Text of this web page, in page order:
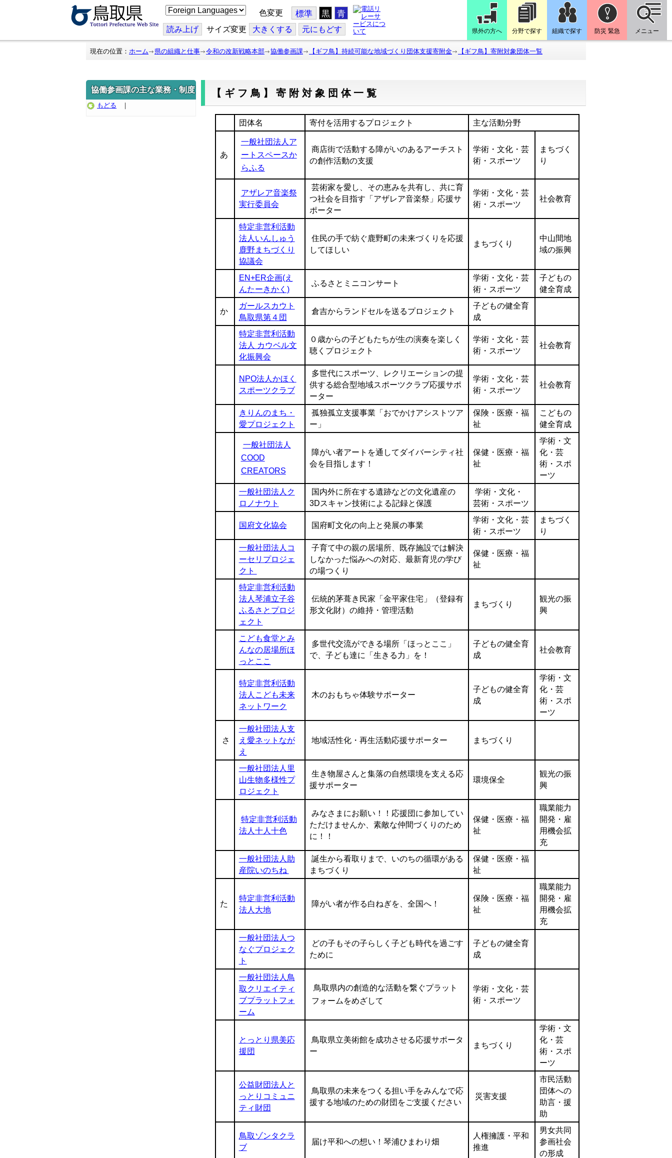
こ
の
ジ
を
翻
色変更 標準 黒 青
読み上げ サイズ変更 大きくする 元にもどす 県外の方へ 分野で探す 組織で探す 防災 緊急 メニュー
現在の位置： ホーム 県の組織と仕事 令和の改新戦略本部 協働参画課 【ギフ鳥】持続可能な地域づくり団体支援寄附金 【ギフ鳥】寄附対象団体一覧
協働参画課の主な業務・制度
もどる ｜
【ギフ鳥】寄附対象団体一覧
団体名 寄付を活用するプロジェクト 主な活動分野
あ
一般社団法人ア
ートスペースか
らふる
商店街で活動する障がいのあるアーチスト
の創作活動の支援
学術・文化・芸
術・スポーツ
まちづく
り
アザレア音楽祭
実行委員会
芸術家を愛し、その恵みを共有し、共に育
つ社会を目指す「アザレア音楽祭」応援サ
ポーター
学術・文化・芸
術・スポーツ
社会教育
特定非営利活動
法人いんしゅう
鹿野まちづくり
協議会
住民の手で紡ぐ鹿野町の未来づくりを応援
してほしい
まちづくり
中山間地
域の振興
EN+ER企画(え
んたーきかく)
ふるさとミニコンサート
学術・文化・芸
術・スポーツ
子どもの
健全育成
か
ガールスカウト
鳥取県第４団
倉吉からランドセルを送るプロジェクト
子どもの健全育
成
特定非営利活動
法人 カウベル文
化振興会
０歳からの子どもたちが生の演奏を楽しく
聴くプロジェクト
学術・文化・芸
術・スポーツ
社会教育
NPO法人かほく
スポーツクラブ
多世代にスポーツ、レクリエーションの提
供する総合型地域スポーツクラブ応援サポ
ーター
学術・文化・芸
術・スポーツ
社会教育
きりんのまち・
愛プロジェクト
孤独孤立支援事業「おでかけアシストツア
ー」
保険・医療・福
祉
こどもの
健全育成
一般社団法人
COOD
CREATORS
障がい者アートを通してダイバーシティ社
会を目指します！
保健・医療・福
祉
学術・文
化・芸
術・スポ
ーツ
一般社団法人ク
ロノナウト
国内外に所在する遺跡などの文化遺産の
3Dスキャン技術による記録と保護
学術・文化・
芸術・スポーツ
国府文化協会 国府町文化の向上と発展の事業
学術・文化・芸
術・スポーツ
まちづく
り
一般社団法人コ
ーセリプロジェ
クト
子育て中の親の居場所、既存施設では解決
しなかった悩みへの対応、最新育児の学び
の場つくり
保健・医療・福
祉
特定非営利活動
法人琴浦立子谷
ふるさとプロジ
ェクト
伝統的茅葺き民家「金平家住宅」（登録有
形文化財）の維持・管理活動
まちづくり
観光の振
興
こども食堂とみ
んなの居場所ほ
っとここ
多世代交流ができる場所「ほっとここ」
で、子ども達に「生きる力」を！
子どもの健全育
成
社会教育
特定非営利活動
法人こども未来
ネットワーク
木のおもちゃ体験サポーター
子どもの健全育
成
学術・文
化・芸
術・スポ
ーツ
さ
一般社団法人支
え愛ネットなが
え
地域活性化・再生活動応援サポーター まちづくり
一般社団法人里
山生物多様性プ
ロジェクト
生き物屋さんと集落の自然環境を支える応
援サポーター
環境保全
観光の振
興
特定非営利活動
法人十人十色
みなさまにお願い！！応援団に参加してい
ただけませんか、素敵な仲間づくりのため
に！！
保健・医療・福
祉
職業能力
開発・雇
用機会拡
充
一般社団法人助
産院いのちね
誕生から看取りまで、いのちの循環がある
まちづくり
保健・医療・福
祉
た
特定非営利活動
法人大地
障がい者が作る白ねぎを、全国へ！
保険・医療・福
祉
職業能力
開発・雇
用機会拡
充
一般社団法人つ
なぐプロジェク
ト
どの子もその子らしく子ども時代を過ごす
ために
子どもの健全育
成
一般社団法人鳥
取クリエイティ
ブプラットフォ
ーム
鳥取県内の創造的な活動を繋ぐプラット
フォームをめざして
学術・文化・芸
術・スポーツ
とっとり県美応
援団
鳥取県立美術館を成功させる応援サポータ
ー
まちづくり
学術・文
化・芸
術・スポ
ーツ
公益財団法人と
っとりコミュニ
ティ財団
鳥取県の未来をつくる担い手をみんなで応
援する地域のための財団をご支援ください
災害支援
市民活動
団体への
助言・援
助
鳥取ゾンタクラ
ブ
届け平和への想い！琴浦ひまわり畑
人権擁護・平和
推進
男女共同
参画社会
の形成